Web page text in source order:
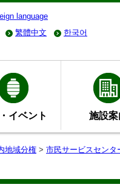
language
繁體中文 한국어
イベント 施設案
地域分権 > 市民サービスセンタ